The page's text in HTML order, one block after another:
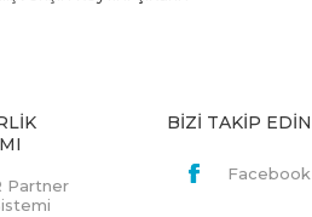
Partner
BİZİ TAKİP EDİN
Facebook